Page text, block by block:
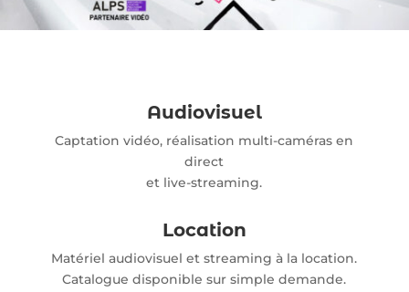
Audiovisuel
Captation vidéo, réalisation multi-caméras en
direct
et live-streaming.
Location
Matériel audiovisuel et streaming à la location.
Catalogue disponible sur simple demande.